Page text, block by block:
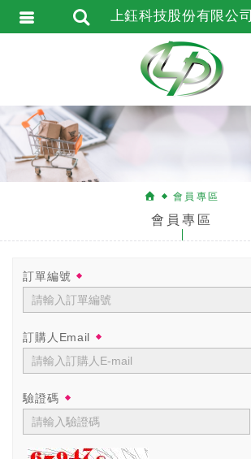
會員專區
會員專區
訂單編號
訂購人Email
驗證碼
上鈺科技股份有限公司
會員登入
會員註冊
忘記密碼